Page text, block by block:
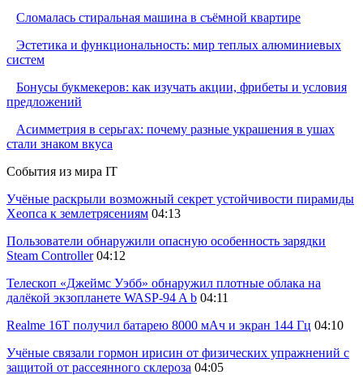
Сломалась стиральная машина в съёмной квартире
Эстетика и функциональность: мир теплых алюминиевых
систем
Бонусы букмекеров: как изучать акции, фрибеты и условия
предложений
Асимметрия в серьгах: почему разные украшения в ушах
стали знаком вкуса
События из мира IT
Учёные раскрыли возможный секрет устойчивости пирамиды
Хеопса к землетрясениям 04:13
Пользователи обнаружили опасную особенность зарядки
Steam Controller 04:12
Телескоп «Джеймс Уэбб» обнаружил плотные облака на
далёкой экзопланете WASP-94 A b 04:11
Realme 16T получил батарею 8000 мАч и экран 144 Гц 04:10
Учёные связали гормон ирисин от физических упражнений с
защитой от рассеянного склероза 04:05